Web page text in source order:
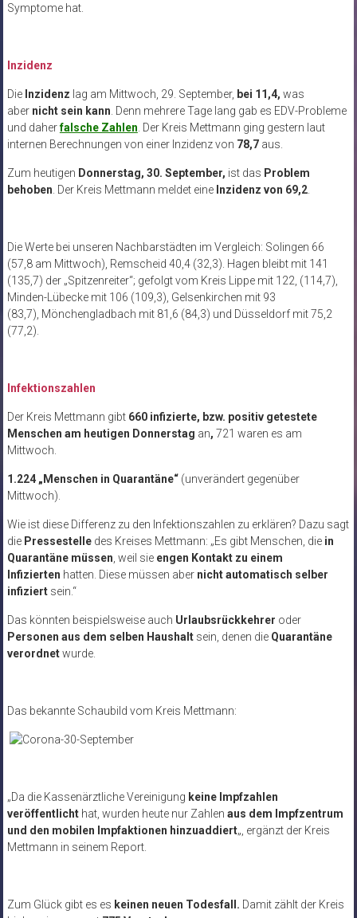
Symptome hat.
Inzidenz
Die Inzidenz lag am Mittwoch, 29. September, bei 11,4, was
aber nicht sein kann . Denn mehrere Tage lang gab es EDV-Probleme
und daherfalsche Zahlen . Der Kreis Mettmann ging gestern laut
internen Berechnungen von einer Inzidenz von 78,7aus.
Zum heutigen Donnerstag, 30. September, ist das Problem
behoben . Der Kreis Mettmann meldet eine Inzidenz von 69,2.
Die Werte bei unseren Nachbarstädten im Vergleich: Solingen 66
(57,8 am Mittwoch), Remscheid 40,4 (32,3). Hagen bleibt mit 141
(135,7) der „Spitzenreiter“; gefolgt vom Kreis Lippe mit 122, (114,7),
Minden-Lübecke mit 106 (109,3), Gelsenkirchen mit 93
(83,7), Mönchengladbach mit 81,6 (84,3) und Düsseldorf mit 75,2
(77,2).
Infektionszahlen
Der Kreis Mettmann gibt660 infizierte, bzw. positiv getestete
Menschen am heutigen Donnerstag an, 721 waren es am
Mittwoch.
1.224 „Menschen in Quarantäne“ (unverändert gegenüber
Mittwoch).
Wie ist diese Differenz zu den Infektionszahlen zu erklären? Dazu sagt
die Pressestelledes Kreises Mettmann: „Es gibt Menschen, die in
Quarantäne müssen , weil sie engen Kontakt zu einem
Infizierten hatten. Diese müssen aber nicht automatisch selber
infiziertsein.“
Das könnten beispielsweise auch Urlaubsrückkehrer oder
Personen aus dem selben Haushaltsein, denen die Quarantäne
verordnetwurde.
Das bekannte Schaubild vom Kreis Mettmann:
„Da die Kassenärztliche Vereinigung keine Impfzahlen
veröffentlichthat, wurden heute nur Zahlen aus dem Impfzentrum
und den mobilen Impfaktionen hinzuaddiert„, ergänzt der Kreis
Mettmann in seinem Report.
Zum Glück gibt es es keinen neuen Todesfall . Damit zählt der Kreis